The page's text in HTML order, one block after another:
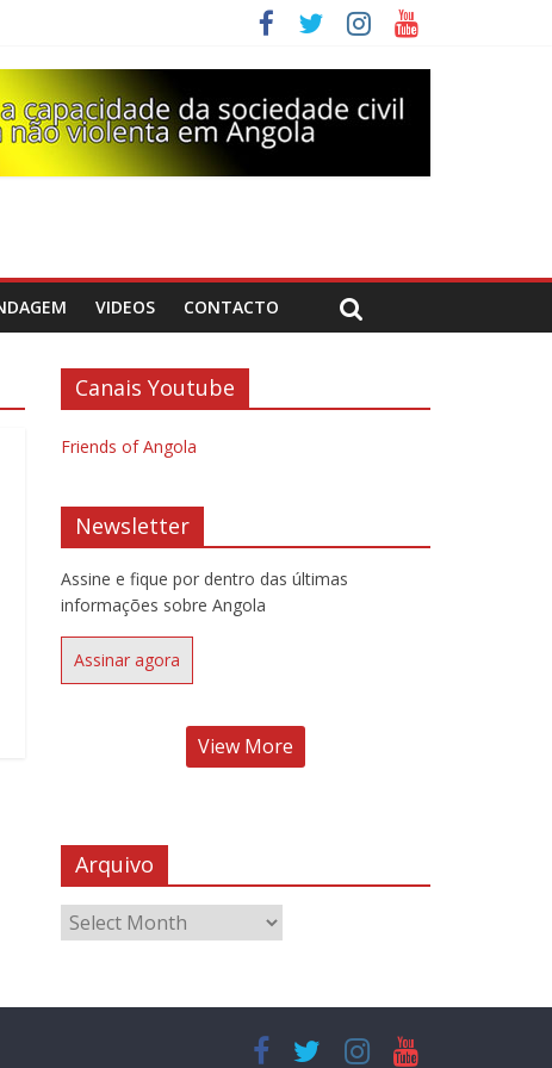
VIDEOS CONTACTO
Canais Youtube
Friends of Angola
Newsletter
Assine e fique por dentro das últimas
informações sobre Angola
Assinar agora
View More
Arquivo